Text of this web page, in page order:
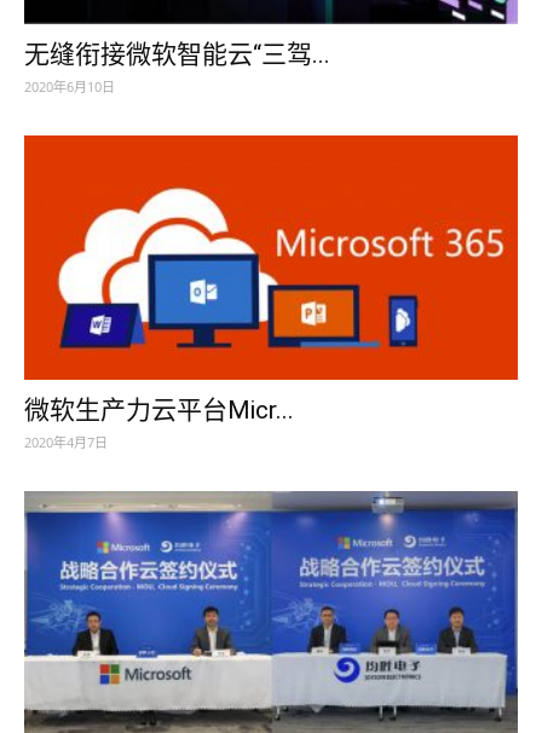
无缝衔接微软智能云“三驾...
2020年6月10日
微软生产力云平台Micr...
2020年4月7日